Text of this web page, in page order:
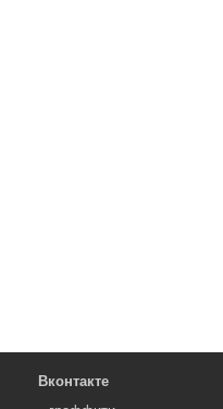
Вконтакте